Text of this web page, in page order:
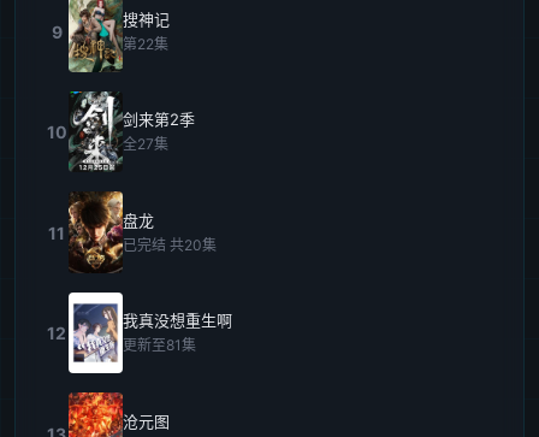
9
搜神记
第22集
10
剑来第2季
全27集
11
盘龙
已完结 共20集
12
我真没想重生啊
更新至81集
沧元图